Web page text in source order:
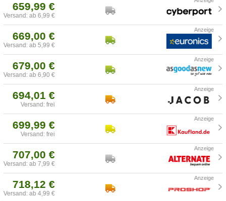
659,99 €
Versand: ab 6,99 €
669,00 €
Versand: ab 5,99 €
679,00 €
Versand: ab 6,90 €
694,01 €
Versand: frei
699,99 €
Versand: frei
707,00 €
Versand: ab 7,99 €
718,12 €
Versand: ab 4,99 €